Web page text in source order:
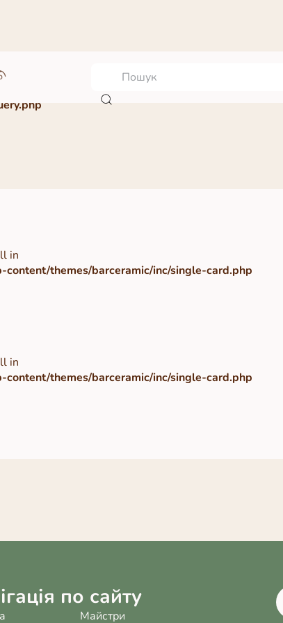
in
themes/barceramic/inc/single-card.php
in
themes/barceramic/inc/single-card.php
по сайту
Майстри